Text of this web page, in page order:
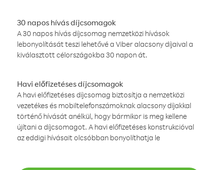
30 napos hívás díjcsomagok
A 30 napos hívás díjcsomag nemzetközi hívások
lebonyolítását teszi lehetővé a Viber alacsony díjaival a
kiválasztott célországokba 30 napon át.
Havi előfizetéses díjcsomagok
A havi előfizetéses díjcsomag biztosítja a nemzetközi
vezetékes és mobiltelefonszámoknak alacsony díjakkal
történő hívását anélkül, hogy bármikor is meg kellene
újítani a díjcsomagot. A havi előfizetéses konstrukcióval
az eddigi hívásait olcsóbban bonyolíthatja le